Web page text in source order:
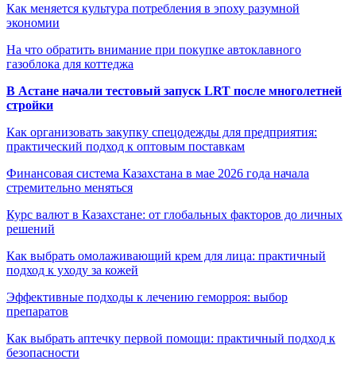
Как меняется культура потребления в эпоху разумной
экономии
На что обратить внимание при покупке автоклавного
газоблока для коттеджа
В Астане начали тестовый запуск LRT после многолетней
стройки
Как организовать закупку спецодежды для предприятия:
практический подход к оптовым поставкам
Финансовая система Казахстана в мае 2026 года начала
стремительно меняться
Курс валют в Казахстане: от глобальных факторов до личных
решений
Как выбрать омолаживающий крем для лица: практичный
подход к уходу за кожей
Эффективные подходы к лечению геморроя: выбор
препаратов
Как выбрать аптечку первой помощи: практичный подход к
безопасности